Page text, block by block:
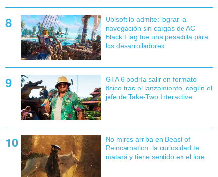
Ubisoft lo admite: lograr la
navegación sin cargas de AC
Black Flag fue una pesadilla para
los desarrolladores
GTA 6 podría salir en formato
físico tras el lanzamiento, según el
jefe de Take-Two Interactive
No mires arriba en Beast of
Reincarnation: la curiosidad te
matará y tiene sentido en el lore